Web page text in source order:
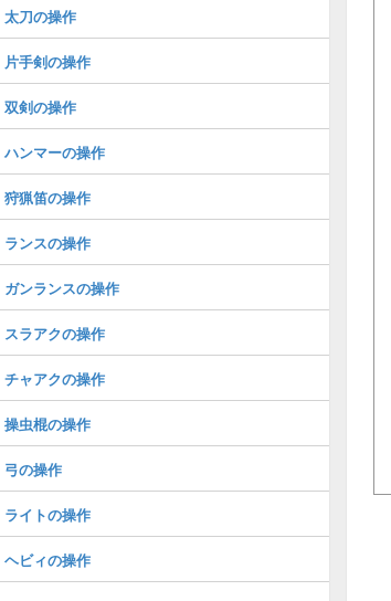
太刀の操作
片手剣の操作
双剣の操作
ハンマーの操作
狩猟笛の操作
ランスの操作
ガンランスの操作
スラアクの操作
チャアクの操作
操虫棍の操作
弓の操作
ライトの操作
ヘビィの操作